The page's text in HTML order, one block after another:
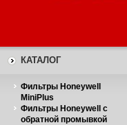
КАТАЛОГ
Фильтры Honeywell
MiniPlus
Фильтры Honeywell с
обратной промывкой